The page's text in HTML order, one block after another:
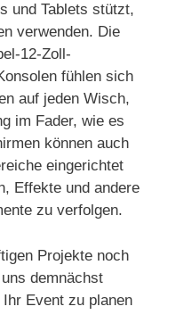
und Tablets stützt,
verwenden. Die
12-Zoll-
fühlen sich
auf jeden Wisch,
im Fader, wie es
können auch
eingerichtet
Effekte und andere
zu verfolgen.
Projekte noch
demnächst
Event zu planen